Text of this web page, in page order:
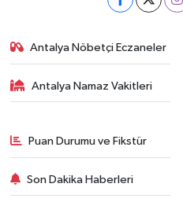
Antalya Nöbetçi Eczaneler
Antalya Namaz Vakitleri
Puan Durumu ve Fikstür
Son Dakika Haberleri